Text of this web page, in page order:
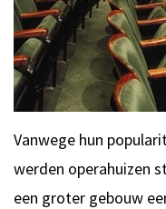
Vanwege hun
werden operahuizen
een groter gebouw